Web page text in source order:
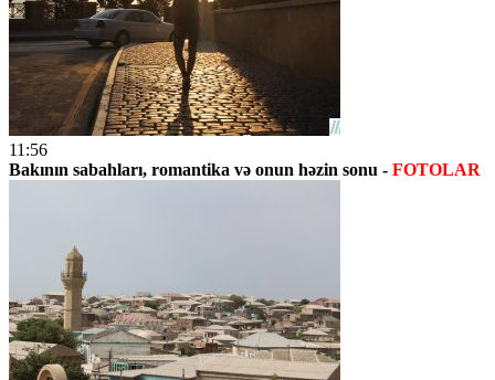
11:56
Bakının sabahları, romantika və onun həzin sonu - FOTOLAR